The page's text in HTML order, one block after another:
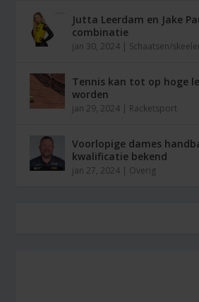
Jutta Leerdam en Jake
combinatie
jan 30, 2024 | Schaatsen/
Tennis kan tot op hoge
worden
jan 29, 2024 | Racketsport
Voorlopige dames
kwalificatie bekend
jan 27, 2024 | Overig